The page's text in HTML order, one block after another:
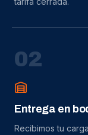
02
Entrega en
Recibimos tu